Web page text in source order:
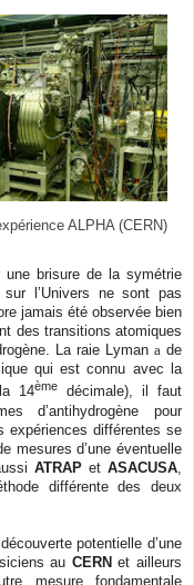
ALPHA (CERN)
brisure de la symétrie
l’Univers ne sont pas
jamais été observée bien
des transitions atomiques
La raie Lyman ade
qui est connu avec la
14ème
décimale), il faut
d’antihydrogène pour
différentes se
mesures d’une éventuelle
ATRAP etASACUSA
différente des deux
potentielle d’une
au CERNet ailleurs
mesure fondamentale